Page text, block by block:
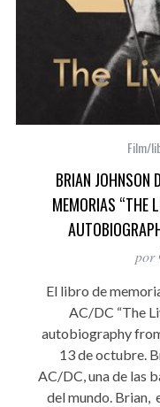
Film/
BRIAN JOHNSON
MEMORIAS “THE
por
El libro de
AC/DC “The
autobiography
13 de octubre.
AC/DC, una de las
del mundo. Brian,